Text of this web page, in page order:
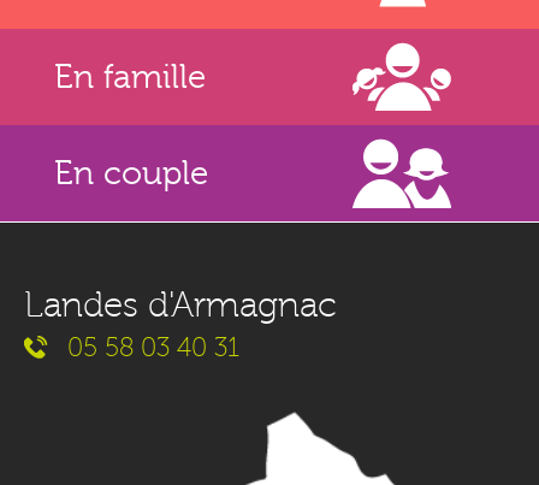
En famille
En couple
Landes d'Armagnac
05 58 03 40 31